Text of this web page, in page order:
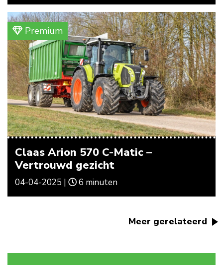
Premium
Claas Arion 570 C-Matic –
Vertrouwd gezicht
04-04-2025 | 6 minuten
Meer gerelateerd